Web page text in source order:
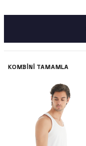
KOMBINI TAMAMLA